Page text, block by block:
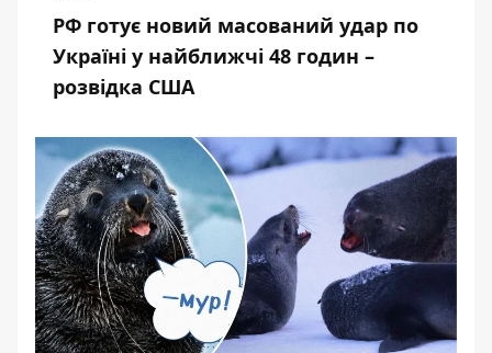
РФ готує новий масований удар по
Україні у найближчі 48 годин –
розвідка США